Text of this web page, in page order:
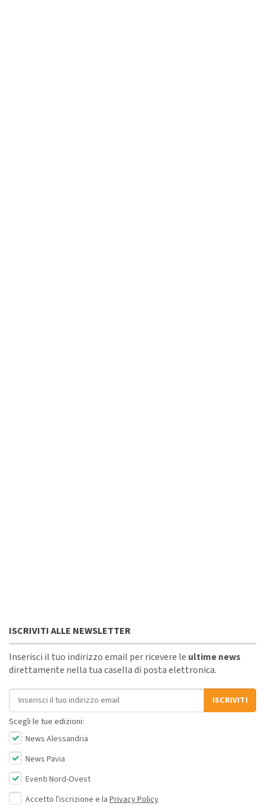
ISCRIVITI ALLE NEWSLETTER
Inserisci il tuo indirizzo email per ricevere le ultime news
direttamente nella tua casella di posta elettronica.
Indirizzo email
ISCRIVITI
Scegli le tue edizioni:
News Alessandria
News Pavia
Eventi Nord-Ovest
Accetto l'iscrizione e la Privacy Policy